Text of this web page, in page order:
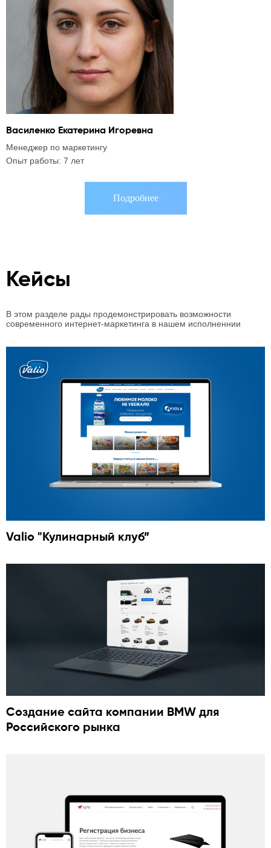
Василенко Екатерина Игоревна
Менеджер по маркетингу
Опыт работы: 7 лет
Подробнее
Кейсы
В этом разделе рады продемонстрировать возможности
современного интернет-маркетинга в нашем исполненнии
Valio "Кулинарный клуб”
Cоздание сайта компании BMW для
Российского рынка